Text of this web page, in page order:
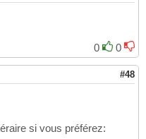
0
0
#48
si vous préférez: